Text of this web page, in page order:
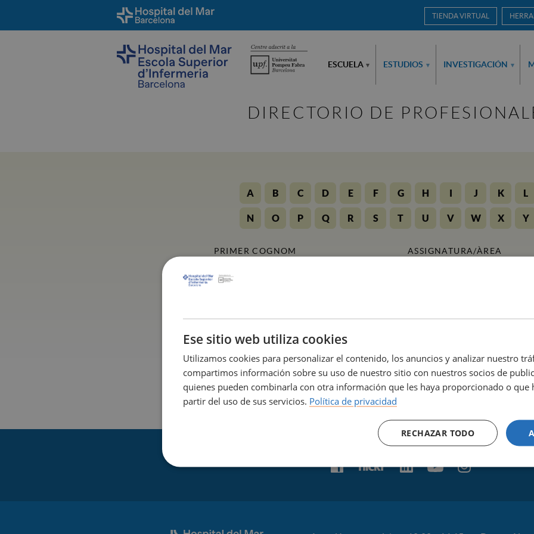
TIENDA VIRTUAL
ESCUELA ▾ ESTUDIOS ▾ INVESTIGACIÓN ▾
DIRECTORIO DE
A B C D E F G H I J K L
N O P Q R S T U V W X Y
PRIMER COGNOM ASSIGNATURA/ÀREA
Ninguna entrada disponible
Ese sitio web utiliza cookies
Utilizamos cookies para personalizar el contenido, los anuncios y analizar nuestro
compartimos información sobre su uso de nuestro sitio con nuestros socios de
quienes pueden combinarla con otra información que les haya proporcionado o que
partir del uso de sus servicios. Política de privacidad
RECHAZAR TODO